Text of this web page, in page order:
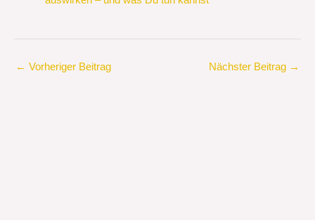
← Vorheriger Beitrag Nächster Beitrag →